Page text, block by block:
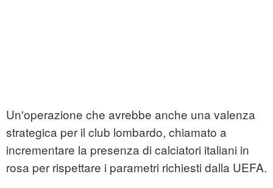
Un'operazione che avrebbe anche una valenza
strategica per il club lombardo, chiamato a
incrementare la presenza di calciatori italiani in
rosa per rispettare i parametri richiesti dalla UEFA.